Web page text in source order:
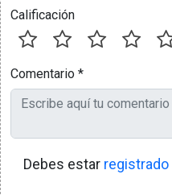
Calificación
Comentario *
Debes estar registrado